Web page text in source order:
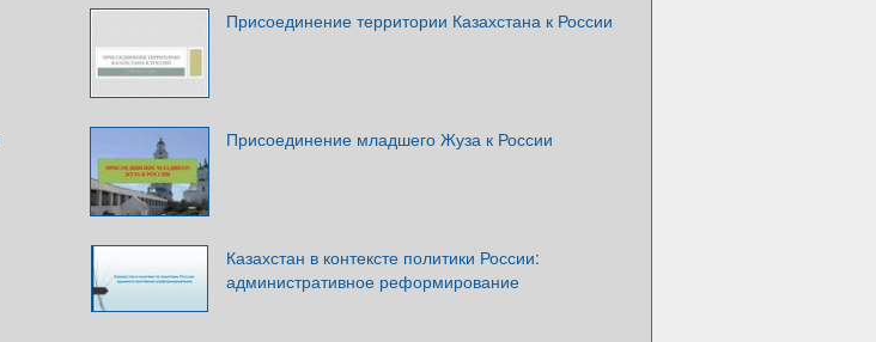
Присоединение территории Казахстана к России
Присоединение младшего Жуза к России
Казахстан в контексте политики России:
административное реформирование